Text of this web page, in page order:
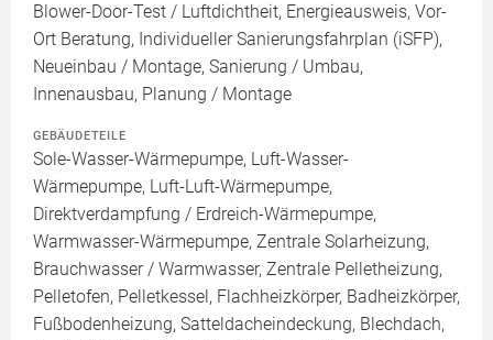
Blower-Door-Test / Luftdichtheit, Energieausweis, Vor-
Ort Beratung, Individueller Sanierungsfahrplan (iSFP),
Neueinbau / Montage, Sanierung / Umbau,
Innenausbau, Planung / Montage
GEBÄUDETEILE
Sole-Wasser-Wärmepumpe, Luft-Wasser-
Wärmepumpe, Luft-Luft-Wärmepumpe,
Direktverdampfung / Erdreich-Wärmepumpe,
Warmwasser-Wärmepumpe, Zentrale Solarheizung,
Brauchwasser / Warmwasser, Zentrale Pelletheizung,
Pelletofen, Pelletkessel, Flachheizkörper, Badheizkörper,
Fußbodenheizung, Satteldacheindeckung, Blechdach,